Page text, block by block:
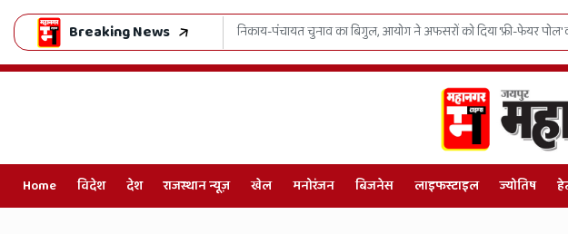
Breaking News
मंत्र भजनलाल सरकार का खेल मॉडल हिट, लेक्रोस में जनजातीय युवाओं का
Home विदेश देश राजस्थान न्यूज़ खेल मनोरंजन बिजनेस लाइफस्टाइल ज्योतिष